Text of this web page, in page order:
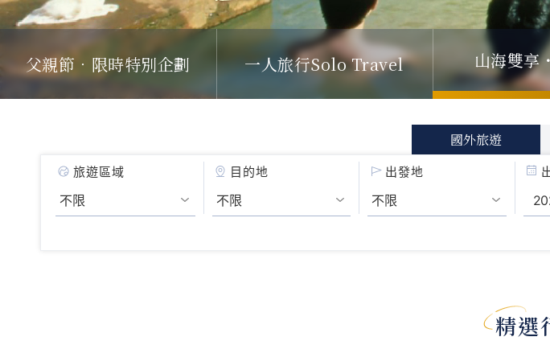
父親節．限時特別企劃 一人旅行Solo Travel 山海雙享
國外旅遊
旅遊區域 目的地 出發地
精選